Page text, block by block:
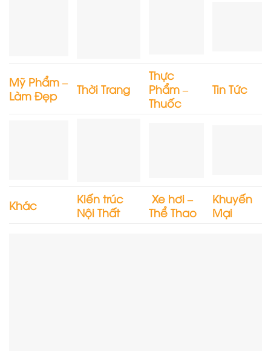
Mỹ Phẩm –
Làm Đẹp
Thời Trang
Thực
Phẩm –
Thuốc
Tin Tức
Khác
Kiến trúc
Nội Thất
Xe hơi –
Thể Thao
Khuyến
Mại